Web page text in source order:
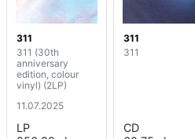
311
311 (30th
anniversary
edition, colour
vinyl) (2LP)
11.07.2025
LP
311
311
CD